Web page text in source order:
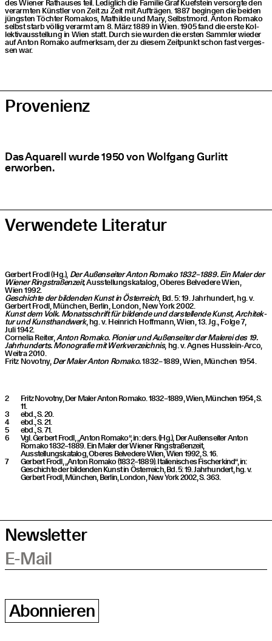
des Wie­ner Rat­hau­ses teil. Ledig­lich die Fami­lie Graf Kuef­stein ver­sorg­te den
ver­arm­ten Künst­ler von Zeit zu Zeit mit Auf­trä­gen. 1887 begin­gen die bei­den
jüngs­ten Töch­ter Roma­kos, Mat­hil­de und Mary, Selbst­mord. Anton Roma­ko
selbst starb völ­lig ver­armt am 8. März 1889 in Wien. 1905 fand die ers­te Kol­
lek­tiv­aus­stel­lung in Wien statt. Durch sie wur­den die ers­ten Samm­ler wie­der
auf Anton Roma­ko auf­merk­sam, der zu die­sem Zeit­punkt schon fast ver­ges­
sen war.
Pro­ve­ni­enz
Das Aqua­rell wur­de 1950 von Wolf­gang Gur­litt
erworben.
Ver­wen­de­te Literatur
Ger­bert Frodl (Hg.), Der Außen­sei­ter Anton Roma­ko 1832 – 1889. Ein Maler der
Wie­ner Ring­stra­ßen­zeit,Aus­stel­lungs­ka­ta­log, Obe­res Bel­ve­de­re Wien,
Wien 1992.
Geschich­te der bil­den­den Kunst in Öster­reich, Bd. 5: 19. Jahr­hun­dert, hg. v.
Ger­bert Frodl, Mün­chen, Ber­lin, Lon­don, New York 2002.
Kunst dem Volk. Monats­schrift für bil­den­de und dar­stel­len­de Kunst, Archi­tek­
tur und Kunst­hand­werk, hg. v. Hein­rich Hoff­mann, Wien, 13. Jg., Fol­ge 7,
Juli 1942.
Cor­ne­lia Rei­ter,Anton Roma­ko. Pio­nier und Außen­sei­ter der Male­rei des 19.
Jahr­hun­derts. Mono­gra­fie mit Werk­ver­zeich­nis, hg. v. Agnes Huss­lein-Arco,
Weit­ra 2010.
Fritz Novot­ny,Der Maler Anton Roma­ko.1832 – 1889, Wien, Mün­chen 1954.
Fritz Novotny, Der Maler Anton Romako. 1832–1889, Wien, München 1954, S.
11.
ebd., S. 20.
ebd., S. 21.
ebd., S. 71.
Vgl. Gerbert Frodl, „Anton Romako“, in: ders. (Hg.), Der Außenseiter Anton
Romako 1832–1889. Ein Maler der Wiener Ringstraßenzeit,
Ausstellungskatalog, Oberes Belvedere Wien, Wien 1992, S. 16.
Gerbert Frodl, „Anton Romako (1832–1889). Italienisches Fischerkind“, in:
Geschichte der bildenden Kunst in Österreich, Bd. 5: 19. Jahrhundert, hg. v.
Gerbert Frodl, München, Berlin, London, New York 2002, S. 363.
Newsletter
E-Mail
Abonnieren